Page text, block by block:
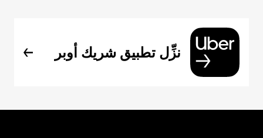
نزِّل تطبيق شريك أوبر